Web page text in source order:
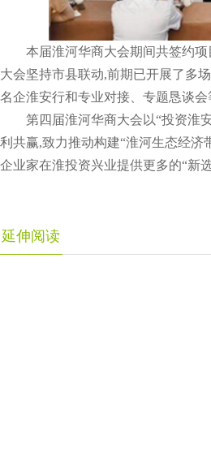
本届淮河华商大会期间共签约项
大会坚持市县联动,前期已开展了多
名企淮安行和专业对接、专题恳谈会
第四届淮河华商大会以“投资淮
利共赢,致力推动构建“淮河生态经济
企业家在淮投资兴业提供更多的“新
延伸阅读